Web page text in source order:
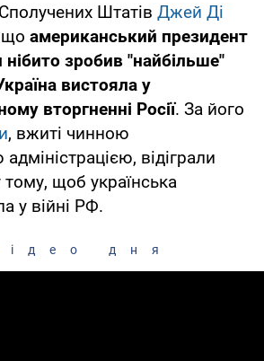
Штатів Джей Ді
що американський президент
зробив "найбільше"
вистояла у
вторгненні Росії. За його
, вжиті чинною
відіграли
щоб українська
у війні РФ.
дня